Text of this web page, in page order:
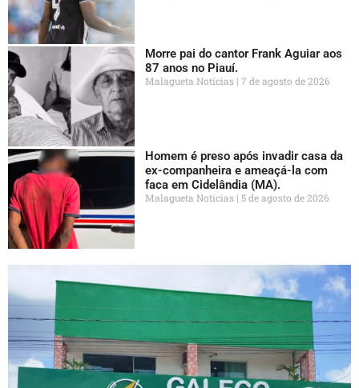
Morre pai do cantor Frank Aguiar aos
87 anos no Piauí.
Malagueta Notícias 7 de agosto de 2026
Homem é preso após invadir casa da
ex-companheira e ameaçá-la com
faca em Cidelândia (MA).
Malagueta Notícias 5 de agosto de 2026